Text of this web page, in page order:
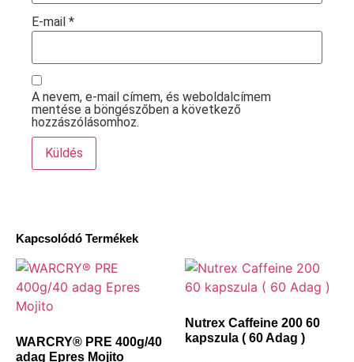
Kapcsolódó Termékek
WARCRY® PRE 400g/40
adag Epres Mojito
Nutrex Caffeine 200 60
kapszula ( 60 Adag )
E-mail *
A nevem, e-mail címem, és weboldalcímem
mentése a böngészőben a következő
hozzászólásomhoz.